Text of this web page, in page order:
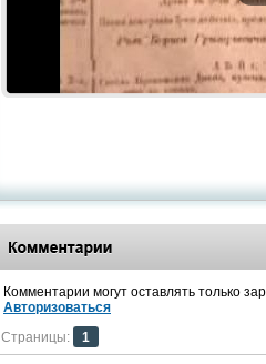
Комментарии могут оставлять только
Авторизоваться
Страницы:
1